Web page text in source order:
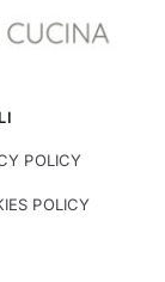
POLICY
POLICY